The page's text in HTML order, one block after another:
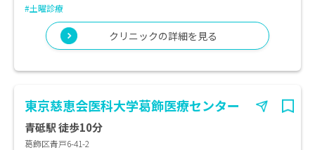
#土曜診療
クリニックの詳細を見る
東京慈恵会医科大学葛飾医療センター
青砥駅 徒歩10分
葛飾区青戸6-41-2